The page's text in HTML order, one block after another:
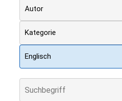
Autor
Kategorie
Englisch